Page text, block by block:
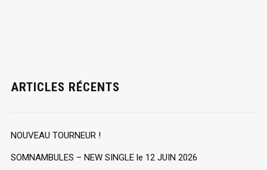
ARTICLES RÉCENTS
NOUVEAU TOURNEUR !
SOMNAMBULES – NEW SINGLE le 12 JUIN 2026